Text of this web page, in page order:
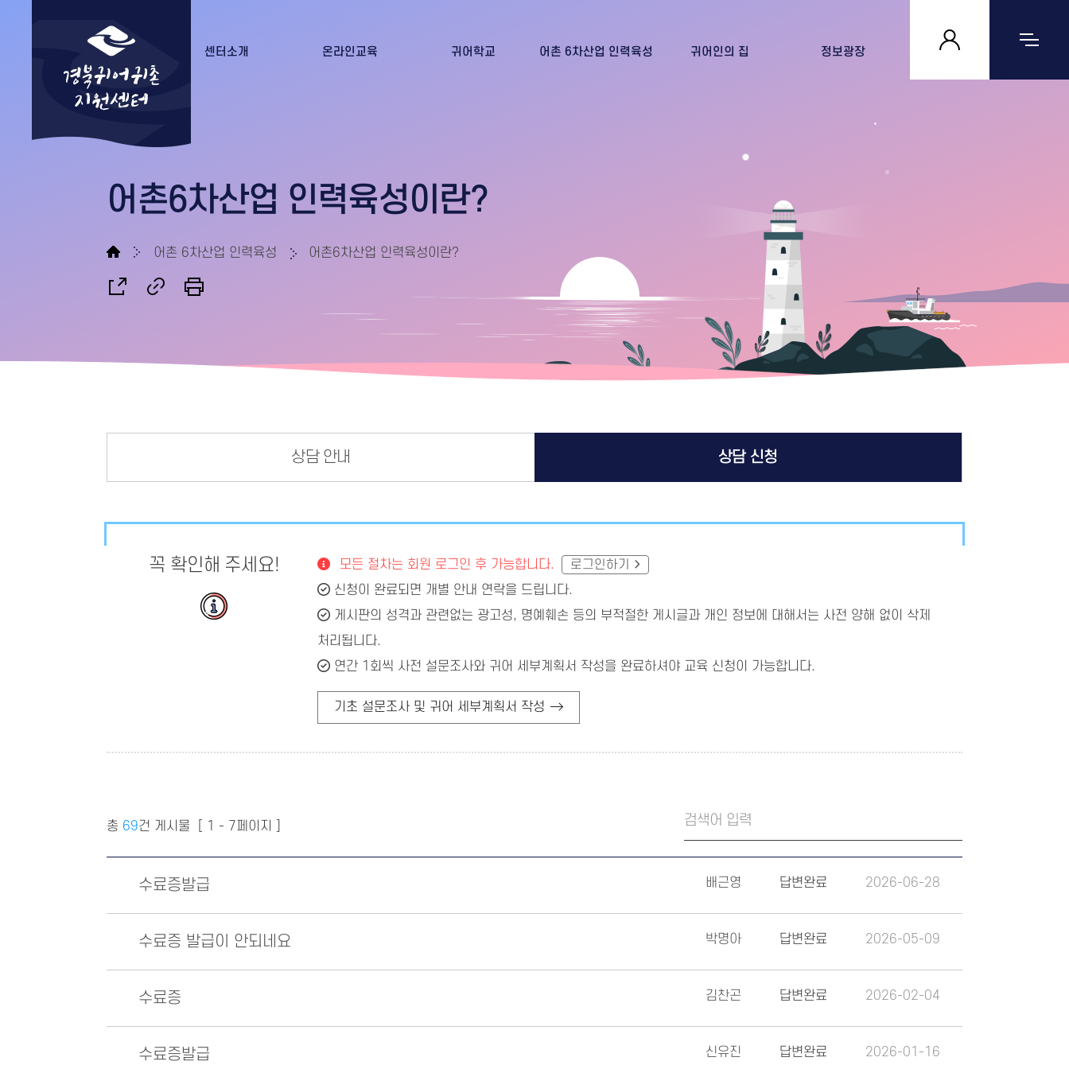
센터소개 온라인교육 귀어학교 어촌 6차산업 인력육성 귀어인의 집 정보광장
어촌6차산업 인력육성이란?
어촌 6차산업 인력육성 어촌6차산업 인력육성이란?
상담 안내 상담 신청
꼭 확인해 주세요! 모든 절차는 회원 로그인 후 가능합니다.
로그인하기
신청이 완료되면 개별 안내 연락을 드립니다.
게시판의 성격과 관련없는 광고성, 명예훼손 등의 부적절한 게시글과 개인 정보에 대해서는 사전 양해 없이 삭제
처리됩니다.
연간 1회씩 사전 설문조사와 귀어 세부계획서 작성을 완료하셔야 교육 신청이 가능합니다.
기초 설문조사 및 귀어 세부계획서 작성
총 69건 게시물 [ 1 - 7페이지 ]
수료증발급 배근영 답변완료 2026-06-28
수료증 발급이 안되네요 박명아 답변완료 2026-05-09
수료증 김찬곤 답변완료 2026-02-04
수료증발급 신유진 답변완료 2026-01-16